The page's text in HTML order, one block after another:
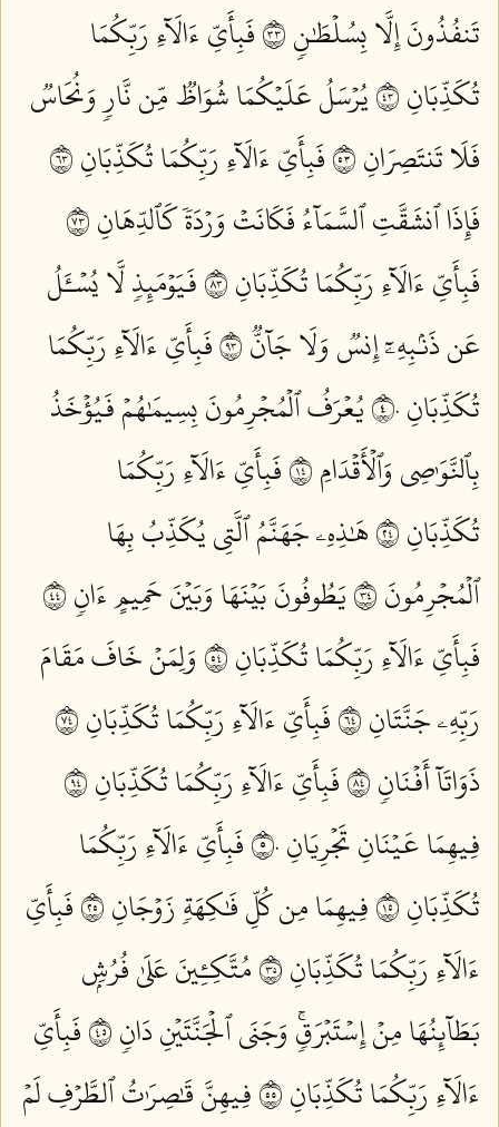
تَنفُذُونَ إِلَّا بِسُلۡطَٰنٖ ٣٣
فَبِأَيِّ ءَالَآءِ رَبِّكُمَا
تُكَذِّبَانِ ٣٤
يُرۡسَلُ عَلَيۡكُمَا شُوَاظٞ مِّن نَّارٖ وَنُحَاسٞ
فَلَا تَنتَصِرَانِ ٣٥
فَبِأَيِّ ءَالَآءِ رَبِّكُمَا تُكَذِّبَانِ ٣٦
فَإِذَا ٱنشَقَّتِ ٱلسَّمَآءُ فَكَانَتۡ وَرۡدَةٗ كَٱلدِّهَانِ ٣٧
فَبِأَيِّ ءَالَآءِ رَبِّكُمَا تُكَذِّبَانِ ٣٨
فَيَوۡمَئِذٖ لَّا يُسۡـَٔلُ
عَن ذَنۢبِهِۦٓ إِنسٞ وَلَا جَآنّٞ ٣٩
فَبِأَيِّ ءَالَآءِ رَبِّكُمَا
تُكَذِّبَانِ ٤٠
يُعۡرَفُ ٱلۡمُجۡرِمُونَ بِسِيمَٰهُمۡ فَيُؤۡخَذُ
بِٱلنَّوَٰصِي وَٱلۡأَقۡدَامِ ٤١
فَبِأَيِّ ءَالَآءِ رَبِّكُمَا
تُكَذِّبَانِ ٤٢
هَٰذِهِۦ جَهَنَّمُ ٱلَّتِي يُكَذِّبُ بِهَا
ٱلۡمُجۡرِمُونَ ٤٣
يَطُوفُونَ بَيۡنَهَا وَبَيۡنَ حَمِيمٍ ءَانٖ ٤٤
فَبِأَيِّ ءَالَآءِ رَبِّكُمَا تُكَذِّبَانِ ٤٥
وَلِمَنۡ خَافَ مَقَامَ
رَبِّهِۦ جَنَّتَانِ ٤٦
فَبِأَيِّ ءَالَآءِ رَبِّكُمَا تُكَذِّبَانِ ٤٧
ذَوَاتَآ أَفۡنَانٖ ٤٨
فَبِأَيِّ ءَالَآءِ رَبِّكُمَا تُكَذِّبَانِ ٤٩
فِيهِمَا عَيۡنَانِ تَجۡرِيَانِ ٥٠
فَبِأَيِّ ءَالَآءِ رَبِّكُمَا
تُكَذِّبَانِ ٥١
فِيهِمَا مِن كُلِّ فَٰكِهَةٖ زَوۡجَانِ ٥٢
فَبِأَيِّ
ءَالَآءِ رَبِّكُمَا تُكَذِّبَانِ ٥٣
مُتَّكِـِٔينَ عَلَىٰ فُرُشِۭ
بَطَآئِنُهَا مِنۡ إِسۡتَبۡرَقٖۚ وَجَنَى ٱلۡجَنَّتَيۡنِ دَانٖ ٥٤
فَبِأَيِّ
ءَالَآءِ رَبِّكُمَا تُكَذِّبَانِ ٥٥
فِيهِنَّ قَٰصِرَٰتُ ٱلطَّرۡفِ لَمۡ